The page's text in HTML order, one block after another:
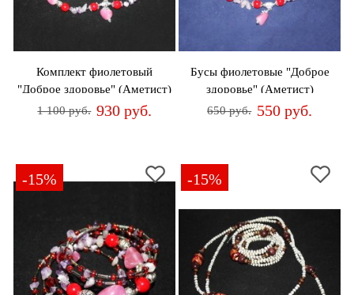
Комплект фиолетовый
"Доброе здоровье" (Аметист)
1 100 руб. 930 руб.
Бусы фиолетовые "Доброе
здоровье" (Аметист)
650 руб. 550 руб.
-15% -15%